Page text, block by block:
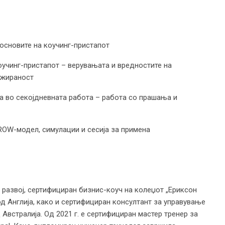
на коучинг-пристапот
пристапот – верувањата и вредностите на
секојдневната работа – работа со прашања и
модел, симулации и сесија за примена
сертифициран бизнис-коуч на колеџот „Ериксон
како и сертифициран консултант за управување
Од 2021 г. е сертифициран мастер тренер за